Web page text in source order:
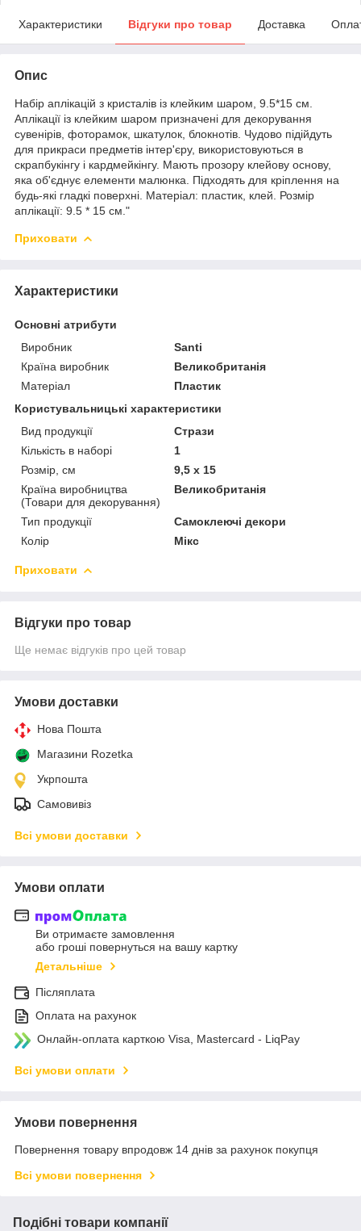
Характеристики Відгуки про товар Доставка
Опис
Набір аплікацій з кристалів із клейким шаром, 9.5*15 см.
Аплікації із клейким шаром призначені для декорування
сувенірів, фоторамок, шкатулок, блокнотів. Чудово підійдуть
для прикраси предметів інтер'єру, використовуються в
скрапбукінгу і кардмейкінгу. Мають прозору клейову основу,
яка об'єднує елементи малюнка. Підходять для кріплення на
будь-які гладкі поверхні. Матеріал: пластик, клей. Розмір
аплікації: 9.5 * 15 см."
Приховати
Характеристики
Основні атрибути
Виробник
Santi
Країна виробник
Великобританія
Матеріал
Пластик
Користувальницькі характеристики
Вид продукції
Стрази
Кількість в наборі
1
Розмір, см
9,5 х 15
Країна виробництва
(Товари для декорування)
Великобританія
Тип продукції
Самоклеючі декори
Колір
Мікс
Приховати
Відгуки про товар
Ще немає відгуків про цей товар
Умови доставки
Нова Пошта
Магазини Rozetka
Укрпошта
Самовивіз
Всі умови доставки
Умови оплати
Ви отримаєте замовлення
або гроші повернуться на вашу картку
Детальніше
Післяплата
Оплата на рахунок
Онлайн-оплата карткою Visa, Mastercard - LiqPay
Всі умови оплати
Умови повернення
Повернення товару впродовж 14 днів за рахунок покупця
Всі умови повернення
Подібні товари компанії